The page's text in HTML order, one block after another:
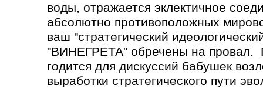
воды, отражается эклектичное
абсолютно противоположных
ваш "стратегический
"ВИНЕГРЕТА" обречены на
годится для дискуссий бабушек
выработки стратегического пути